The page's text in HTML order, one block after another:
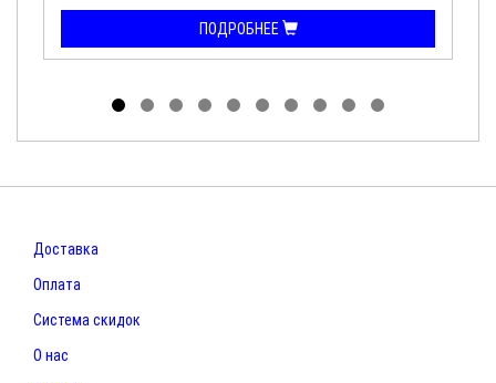
ПОДРОБНЕЕ
Доставка
Оплата
Система скидок
О нас